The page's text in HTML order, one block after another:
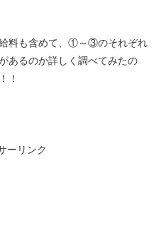
料も含めて、①～③のそれぞれ
あるのか詳しく調べてみたの
！
ーリンク